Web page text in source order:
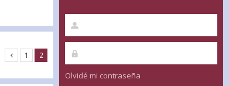
1 2
Olvidé mi contraseña